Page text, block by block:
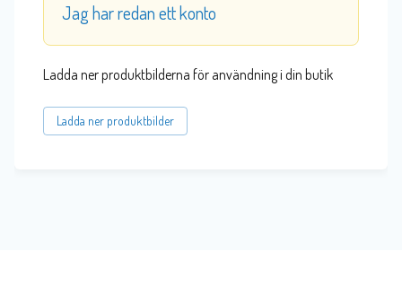
Jag har redan ett konto
Ladda ner produktbilderna för användning i din butik
Ladda ner produktbilder